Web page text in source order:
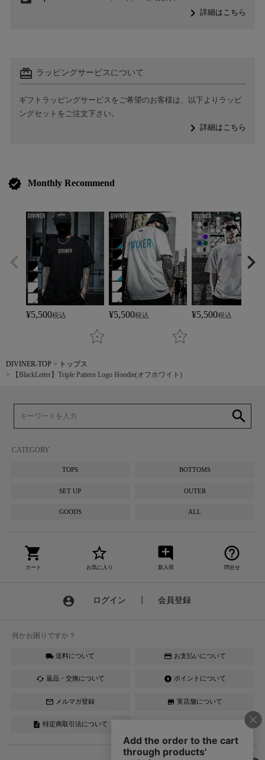
navigate_next詳細はこちら
card_giftcard ラッピングサービスについて
ギフトラッピングサービスをご希望のお客様は、以下よりラッピ
ングセットをご注文下さい。
navigate_next詳細はこちら
verified Monthly Recommend
¥5,500税込 ¥5,500税込 ¥5,500税込
DIVINER-TOP
トップス
【BlackLetter】Triple Pattern Logo Hoodie(オフホワイト)
search
CATEGORY
TOPS BOTTOMS
SET UP OUTER
GOODS ALL
shopping_cart
カート
star_border
お気に入り
add_comment
新入荷
help_outline
問合せ
account_circle ログイン 会員登録
何かお困りですか？
local_shipping 送料について credit_card お支払いについて
cached 返品・交換について offline_bolt ポイントについて
mail_outline メルマガ登録 store 実店舗について
description 特定商取引法について